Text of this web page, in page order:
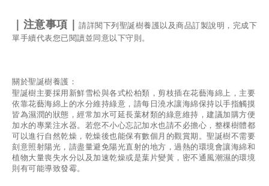
注意事項
請詳閱下列聖誕樹養護以及商品訂製說明，完成下
單手續代表您已閱讀並同意以下守則。
關於聖誕樹養護：
聖誕樹主要採用新鮮雪松與各式松柏類，剪枝插在花藝海綿上，主要
依靠花藝海綿上的水分維持綠意，請每日澆水讓海綿保持以手指觸摸
皆為濕潤的狀態，經常加水可延長葉材類的綠意維持，建議加購方便
加水的專業注水器。若您不小心忘記加水也請不必擔心，整棵樹體都
可以進行自然乾燥，乾燥後也能保有數個月的觀賞期。聖誕樹不需要
刻意照射陽光，請盡量避免陽光直射的地方，過熱的環境會讓海綿和
植物大量喪失水分以及加速乾燥或是葉片變黃，密不通風潮濕的環境
則有可能導致發霉。